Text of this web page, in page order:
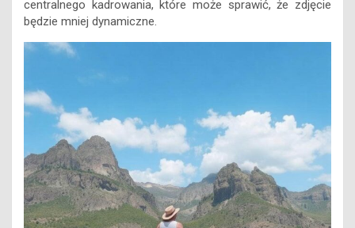
centralnego kadrowania, które może sprawić, że zdjęcie
będzie mniej dynamiczne.